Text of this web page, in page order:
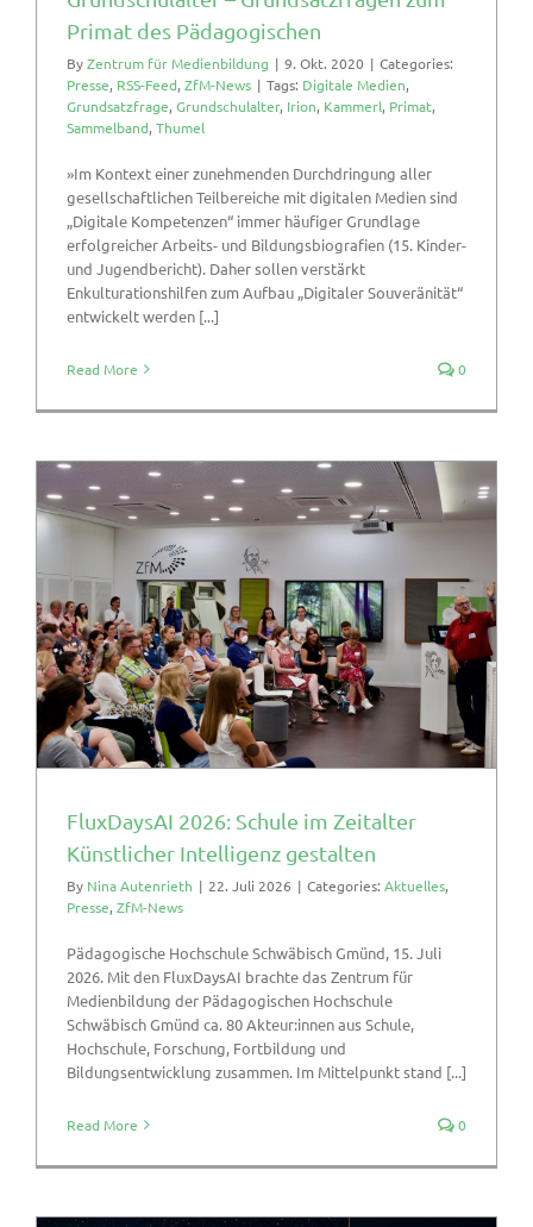
Primat des Pädagogischen
ByZentrum für Medienbildung | 9. Okt. 2020 | Categories:
Presse, RSS-Feed, ZfM-News | Tags: Digitale Medien,
Grundsatzfrage, Grundschulalter, Irion, Kammerl, Primat,
Sammelband, Thumel
»Im Kontext einer zunehmenden Durchdringung aller
gesellschaftlichen Teilbereiche mit digitalen Medien sind
„Digitale Kompetenzen“ immer häufiger Grundlage
erfolgreicher Arbeits- und Bildungsbiografien (15. Kinder-
und Jugendbericht). Daher sollen verstärkt
Enkulturationshilfen zum Aufbau „Digitaler Souveränität“
entwickelt werden [...]
Read More 0
FluxDaysAI 2026: Schule im Zeitalter
Künstlicher Intelligenz gestalten
By Nina Autenrieth | 22. Juli 2026 | Categories: Aktuelles,
Presse, ZfM-News
Pädagogische Hochschule Schwäbisch Gmünd, 15. Juli
2026. Mit den FluxDaysAI brachte das Zentrum für
Medienbildung der Pädagogischen Hochschule
Schwäbisch Gmünd ca. 80 Akteur:innen aus Schule,
Hochschule, Forschung, Fortbildung und
Bildungsentwicklung zusammen. Im Mittelpunkt stand [...]
Read More 0